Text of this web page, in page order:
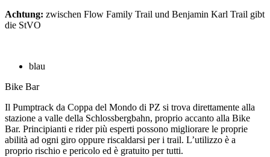
Achtung: zwischen Flow Family Trail und Benjamin Karl Trail gibt
die StVO
blau
Bike Bar
Il Pumptrack da Coppa del Mondo di PZ si trova direttamente alla
stazione a valle della Schlossbergbahn, proprio accanto alla Bike
Bar. Principianti e rider più esperti possono migliorare le proprie
abilità ad ogni giro oppure riscaldarsi per i trail. L’utilizzo è a
proprio rischio e pericolo ed è gratuito per tutti.